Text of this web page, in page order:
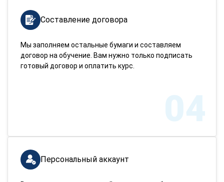
Составление договора
Мы заполняем остальные бумаги и составляем
договор на обучение. Вам нужно только подписать
готовый договор и оплатить курс.
04
Персональный аккаунт